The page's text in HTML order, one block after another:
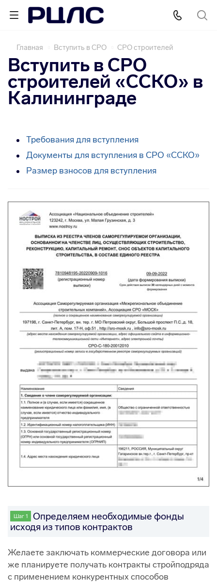
Главная Вступить в СРО СРО строителей
Вступить в СРО
строителей «ССКО» в
Калининграде
Требования для вступления
Документы для вступления в СРО «ССКО»
Размер взносов для вступления
Шаг 1
Определяем необходимые фонды
исходя из типов контрактов
Желаете заключать коммерческие договора или
же планируете получать контракты стройподряда
с применением конкурентных способов